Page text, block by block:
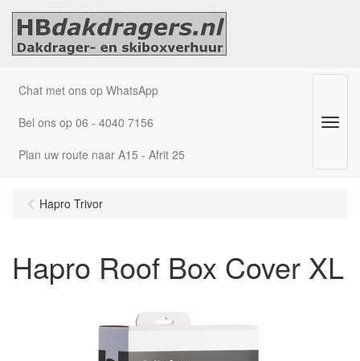
Chat met ons op WhatsApp
Bel ons op 06 - 4040 7156
Plan uw route naar A15 - Afrit 25
Menu
Hapro Trivor
Hapro Roof Box Cover XL